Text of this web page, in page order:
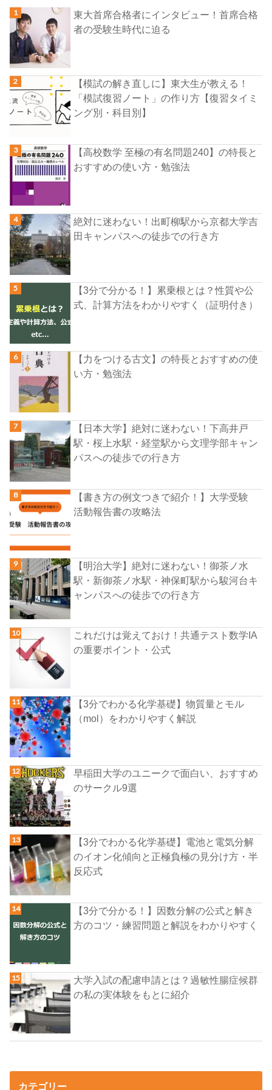
東大首席合格者にインタビュー！首席合格
者の受験生時代に迫る
【模試の解き直しに】東大生が教える！
「模試復習ノート」の作り方【復習タイミ
ング別・科目別】
【高校数学 至極の有名問題240】の特長と
おすすめの使い方・勉強法
絶対に迷わない！出町柳駅から京都大学吉
田キャンパスへの徒歩での行き方
【3分で分かる！】累乗根とは？性質や公
式、計算方法をわかりやすく（証明付き）
【力をつける古文】の特長とおすすめの使
い方・勉強法
【日本大学】絶対に迷わない！下高井戸
駅・桜上水駅・経堂駅から文理学部キャン
パスへの徒歩での行き方
【書き方の例文つきで紹介！】大学受験
活動報告書の攻略法
【明治大学】絶対に迷わない！御茶ノ水
駅・新御茶ノ水駅・神保町駅から駿河台キ
ャンパスへの徒歩での行き方
これだけは覚えておけ！共通テスト数学IA
の重要ポイント・公式
【3分でわかる化学基礎】物質量とモル
（mol）をわかりやすく解説
早稲田大学のユニークで面白い、おすすめ
のサークル9選
【3分でわかる化学基礎】電池と電気分解
のイオン化傾向と正極負極の見分け方・半
反応式
【3分で分かる！】因数分解の公式と解き
方のコツ・練習問題と解説をわかりやすく
大学入試の配慮申請とは？過敏性腸症候群
の私の実体験をもとに紹介
カテゴリー